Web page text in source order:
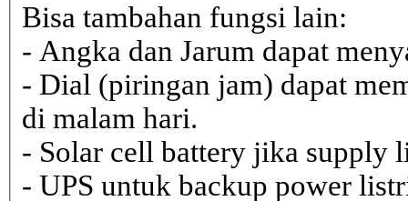
Bisa tambahan fungsi lain:
- Angka dan Jarum dapat
- Dial (piringan jam) dapat
di malam hari.
- Solar cell battery jika supply
- UPS untuk backup power